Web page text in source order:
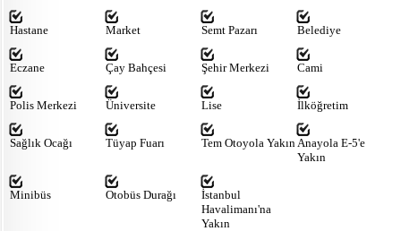
Hastane Market Semt Pazarı Belediye
Eczane Çay Bahçesi Şehir Merkezi Cami
Polis Merkezi Üniversite Lise İlköğretim
Sağlık Ocağı Tüyap Fuarı Tem Otoyola Yakın Anayola E-5'e
Yakın
Minibüs Otobüs Durağı
İstanbul
Havalimanı'na
Yakın